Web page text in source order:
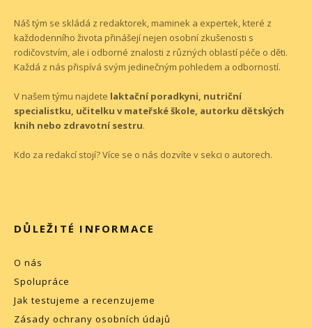
Náš tým se skládá z redaktorek, maminek a expertek, které z
každodenního života přinášejí nejen osobní zkušenosti s
rodičovstvím, ale i odborné znalosti z různých oblastí péče o děti.
Každá z nás přispívá svým jedinečným pohledem a odborností.
V našem týmu najdete laktační poradkyni, nutriční
specialistku, učitelku v mateřské škole, autorku dětských
knih nebo zdravotní sestru.
Kdo za redakcí stojí? Více se o nás dozvíte v sekci o autorech.
DŮLEŽITÉ INFORMACE
O nás
Spolupráce
Jak testujeme a recenzujeme
Zásady ochrany osobních údajů